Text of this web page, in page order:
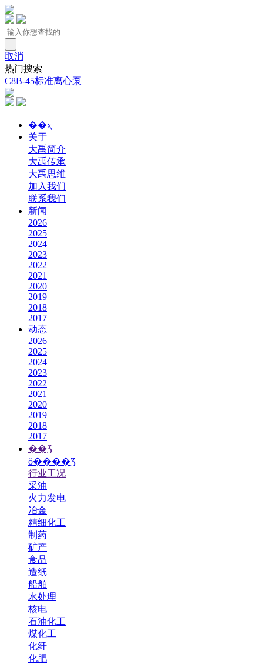
取消
热门搜索
C8B-45标准离心泵
��ҳ
关于
大禹简介
大禹传承
大禹思维
加入我们
联系我们
新闻
2026
2025
2024
2023
2022
2021
2020
2019
2018
2017
动态
2026
2025
2024
2023
2022
2021
2020
2019
2018
2017
��Ʒ
ȫ����Ʒ
行业工况
采油
火力发电
冶金
精细化工
制药
矿产
食品
造纸
船舶
水处理
核电
石油化工
煤化工
化纤
化肥